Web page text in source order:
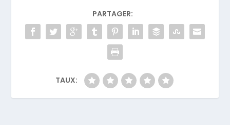
PARTAGER:
TAUX: